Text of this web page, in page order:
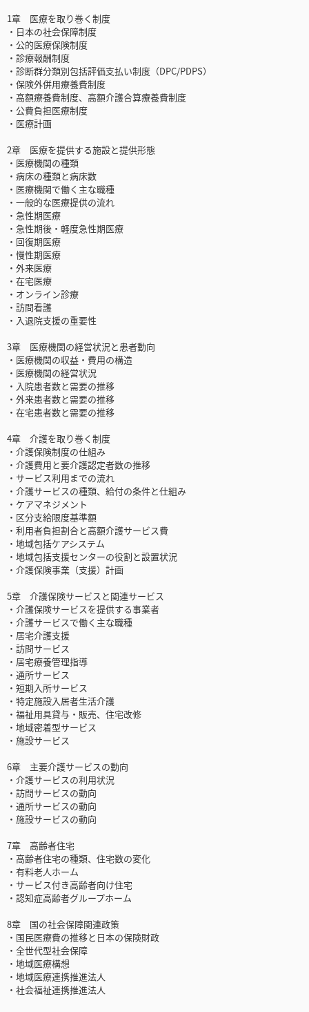
1章 医療を取り巻く制度
・日本の社会保障制度
・公的医療保険制度
・診療報酬制度
・診断群分類別包括評価支払い制度（DPC/PDPS）
・保険外併用療養費制度
・高額療養費制度、高額介護合算療養費制度
・公費負担医療制度
・医療計画
2章 医療を提供する施設と提供形態
・医療機関の種類
・病床の種類と病床数
・医療機関で働く主な職種
・一般的な医療提供の流れ
・急性期医療
・急性期後・軽度急性期医療
・回復期医療
・慢性期医療
・外来医療
・在宅医療
・オンライン診療
・訪問看護
・入退院支援の重要性
3章 医療機関の経営状況と患者動向
・医療機関の収益・費用の構造
・医療機関の経営状況
・入院患者数と需要の推移
・外来患者数と需要の推移
・在宅患者数と需要の推移
4章 介護を取り巻く制度
・介護保険制度の仕組み
・介護費用と要介護認定者数の推移
・サービス利用までの流れ
・介護サービスの種類、給付の条件と仕組み
・ケアマネジメント
・区分支給限度基準額
・利用者負担割合と高額介護サービス費
・地域包括ケアシステム
・地域包括支援センターの役割と設置状況
・介護保険事業（支援）計画
5章 介護保険サービスと関連サービス
・介護保険サービスを提供する事業者
・介護サービスで働く主な職種
・居宅介護支援
・訪問サービス
・居宅療養管理指導
・通所サービス
・短期入所サービス
・特定施設入居者生活介護
・福祉用具貸与・販売、住宅改修
・地域密着型サービス
・施設サービス
6章 主要介護サービスの動向
・介護サービスの利用状況
・訪問サービスの動向
・通所サービスの動向
・施設サービスの動向
7章 高齢者住宅
・高齢者住宅の種類、住宅数の変化
・有料老人ホーム
・サービス付き高齢者向け住宅
・認知症高齢者グループホーム
8章 国の社会保障関連政策
・国民医療費の推移と日本の保険財政
・全世代型社会保障
・地域医療構想
・地域医療連携推進法人
・社会福祉連携推進法人